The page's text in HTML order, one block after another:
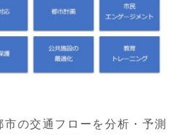
の交通フローを分析・予測